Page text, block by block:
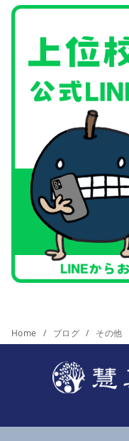
Home ブログ その他